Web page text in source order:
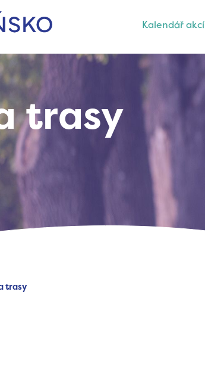
Kalendář akcí
trasy
trasy